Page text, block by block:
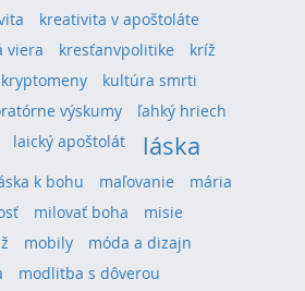
kreativita v apoštoláte
viera kresťanvpolitike
kríž
kryptomeny
kultúra smrti
výskumy
ľahký hriech
laický apoštolát láska
k bohu maľovanie
mária
milovať boha
misie
mobily
móda a dizajn
modlitba s dôverou